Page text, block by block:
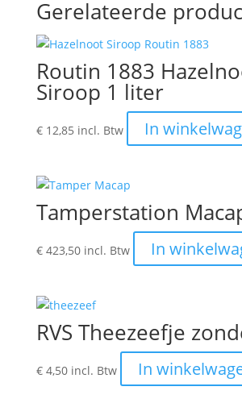
Gerelateerde
Routin 1883
Siroop 1 liter
€12,85 incl. Btw In
Tamperstation
€423,50 incl. Btw In
RVS Theezeefje
€4,50 incl. Btw In